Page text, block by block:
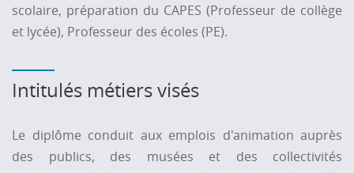
scolaire, préparation du CAPES (Professeur de collège
et lycée), Professeur des écoles (PE).
Intitulés métiers visés
Le diplôme conduit aux emplois d'animation auprès
des publics, des musées et des collectivités